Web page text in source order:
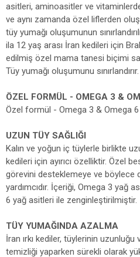
asitleri, aminoasitler ve
ve aynı zamanda özel liflerden
tüy yumağı oluşumunun
ila 12 yaş arası İran kedileri için
edilmiş özel mama tanesi biçimi
Tüy yumağı oluşumunu
ÖZEL FORMÜL - OMEGA 3 &
Özel formül - Omega 3 & Omega
UZUN TÜY SAĞLIĞI
Kalın ve yoğun iç tüylerle birlikte
kedileri için ayırıcı özelliktir. Özel
görevini desteklemeye ve böylece
yardımcıdır. İçeriği, Omega 3 yağ
6 yağ asitleri ile zenginleştirilmiştir.
TÜY YUMAĞINDA AZALMA
İran ırkı kediler, tüylerinin
temizliği yaparken sürekli olarak